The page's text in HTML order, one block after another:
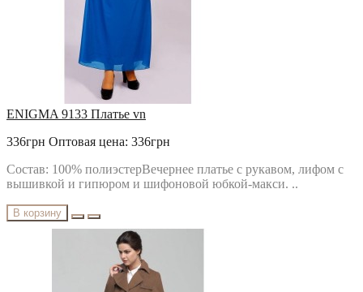
ENIGMA 9133 Платье vn
336грн Оптовая цена: 336грн
Состав: 100% полиэстерВечернее платье с рукавом, лифом с
вышивкой и гипюром и шифоновой юбкой-макси. ..
В корзину